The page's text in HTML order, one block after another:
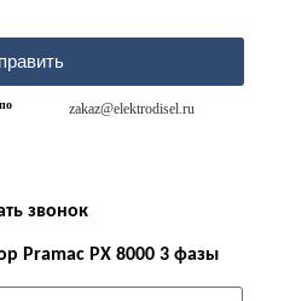
zakaz@elektrodisel.ru
звонок
Pramac PX 8000 3 фазы